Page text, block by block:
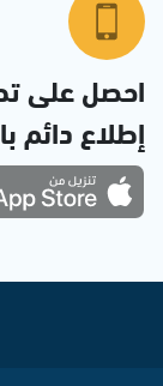
احصل على
إطلاع دائم